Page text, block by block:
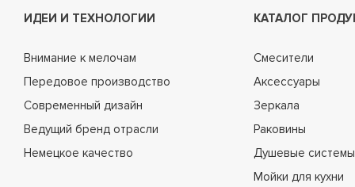
ИДЕИ И ТЕХНОЛОГИИ
Внимание к мелочам
Передовое производство
Современный дизайн
Ведущий бренд отрасли
Немецкое качество
КАТАЛОГ
Смесители
Аксессуары
Зеркала
Раковины
Душевые системы
Мойки для кухни